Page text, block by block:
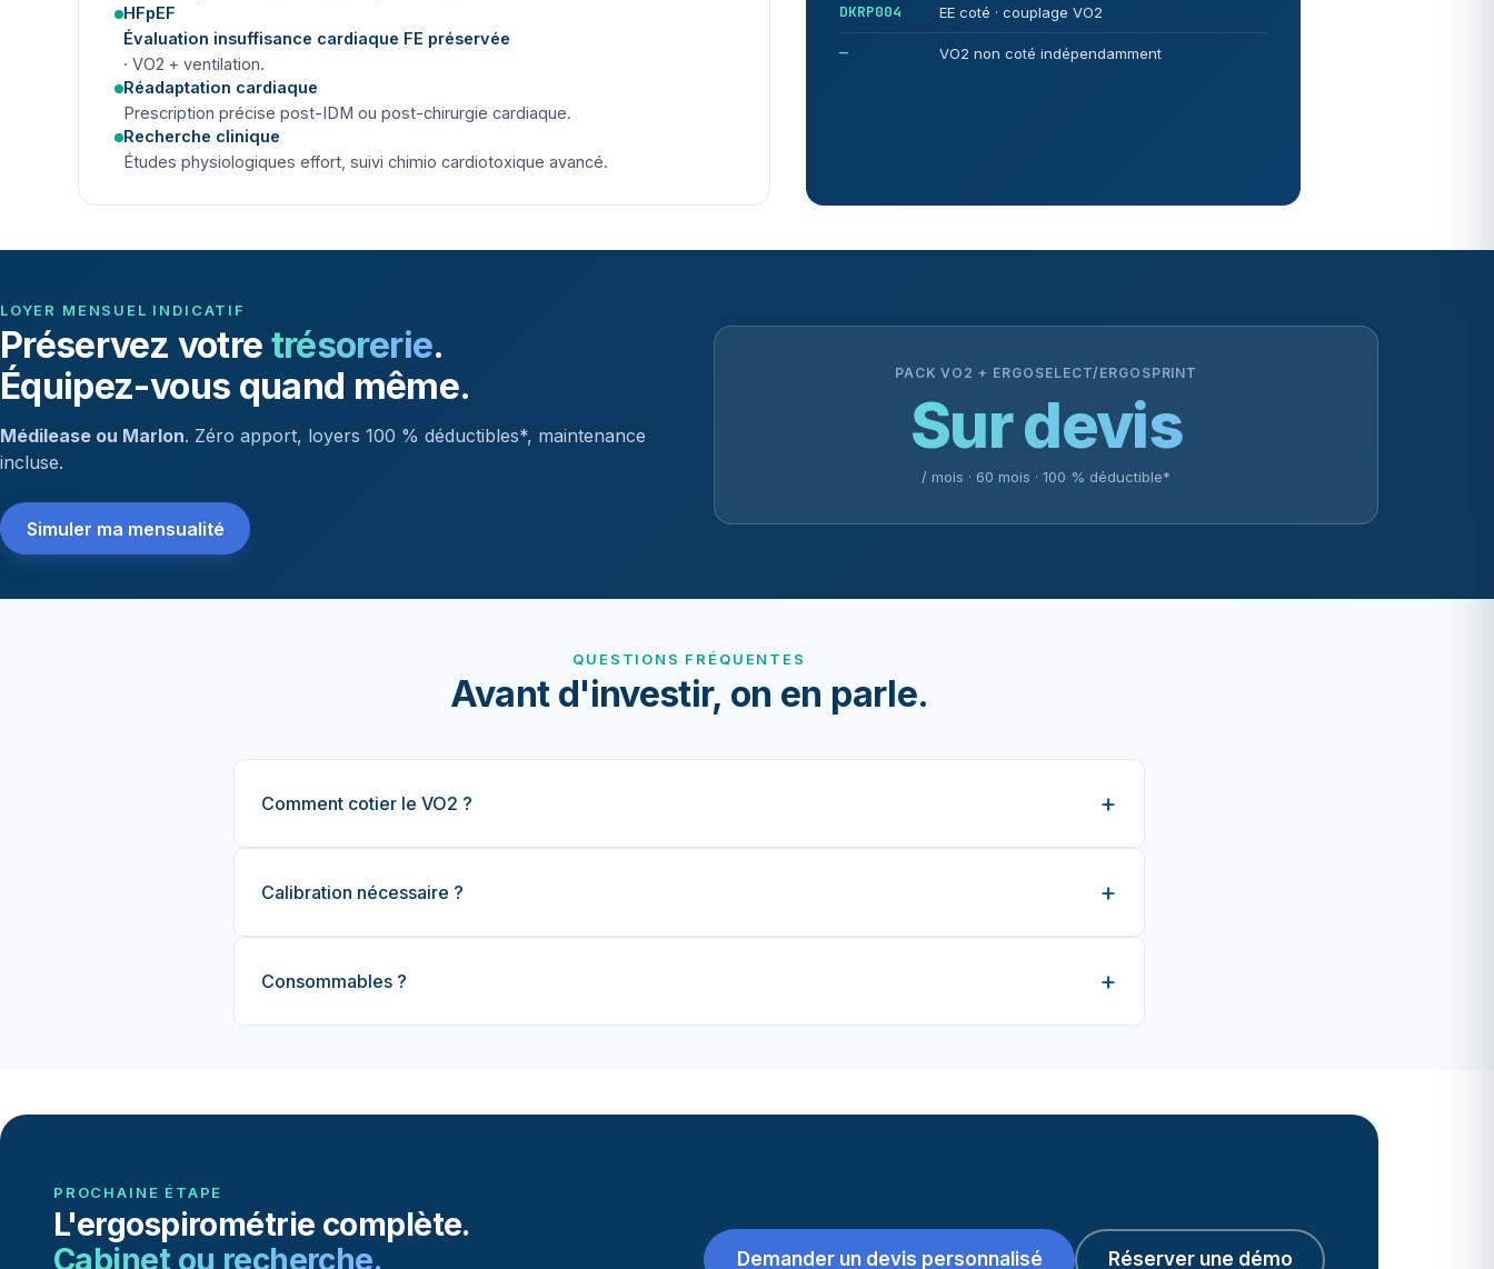
HFpEF
Évaluation insuffisance cardiaque FE préservée
· VO2 + ventilation.
Réadaptation cardiaque
Prescription précise post-IDM ou post-chirurgie cardiaque.
Recherche clinique
Études physiologiques effort, suivi chimio cardiotoxique avancé.
DKRP004 EE coté · couplage VO2
— VO2 non coté indépendamment
LOYER MENSUEL INDICATIF
Préservez votre trésorerie.
Équipez-vous quand même.
Médilease ou Marlon. Zéro apport, loyers 100 % déductibles*, maintenance
incluse.
Simuler ma mensualité
PACK VO2 + ERGOSELECT/ERGOSPRINT
Sur devis
/ mois · 60 mois · 100 % déductible*
QUESTIONS FRÉQUENTES
Avant d'investir, on en parle.
Comment cotier le VO2 ?
Calibration nécessaire ?
Consommables ?
PROCHAINE ÉTAPE
L'ergospirométrie complète.
Cabinet ou recherche.
Demander un devis personnalisé Réserver une démo